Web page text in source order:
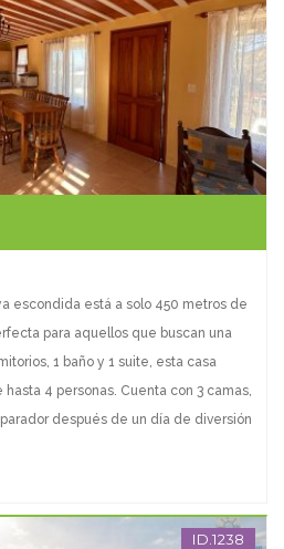
escondida está a solo 450 metros de
para aquellos que buscan una
1 baño y 1 suite, esta casa
4 personas. Cuenta con 3 camas,
después de un día de diversión
ID.1238